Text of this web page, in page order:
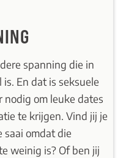
spanning die in
En dat is seksuele
nodig om leuke dates
te krijgen. Vind jij je
omdat die
weinig is? Of ben jij